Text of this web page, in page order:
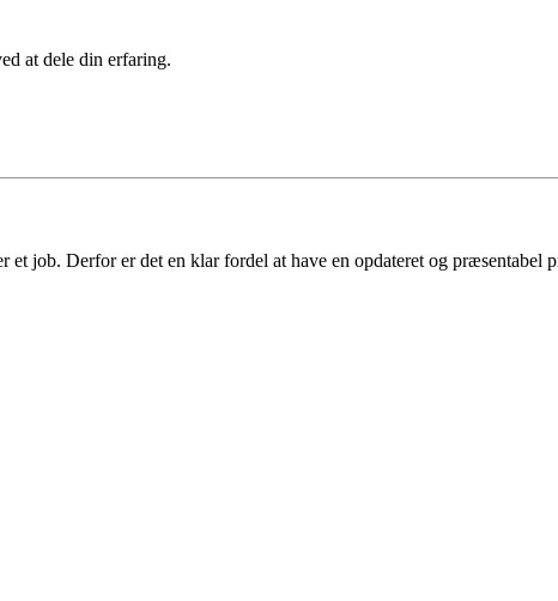
at dele din erfaring.
job. Derfor er det en klar fordel at have en opdateret og præsentabel